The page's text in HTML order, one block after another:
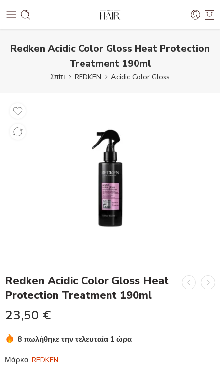
Redken Acidic Color Gloss Heat Protection
Treatment 190ml
Σπίτι REDKEN Acidic Color Gloss
Redken Acidic Color Gloss Heat
Protection Treatment 190ml
23,50 €
8 πωλήθηκε την τελευταία 1 ώρα
Μάρκα: REDKEN